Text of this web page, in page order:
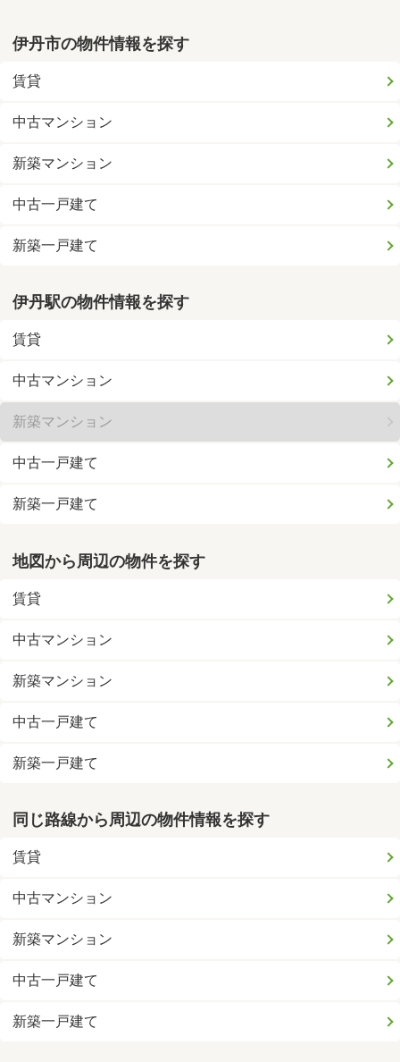
伊丹市の物件情報を探す
賃貸
中古マンション
新築マンション
中古一戸建て
新築一戸建て
伊丹駅の物件情報を探す
賃貸
中古マンション
新築マンション
中古一戸建て
新築一戸建て
地図から周辺の物件を探す
賃貸
中古マンション
新築マンション
中古一戸建て
新築一戸建て
同じ路線から周辺の物件情報を探す
賃貸
中古マンション
新築マンション
中古一戸建て
新築一戸建て